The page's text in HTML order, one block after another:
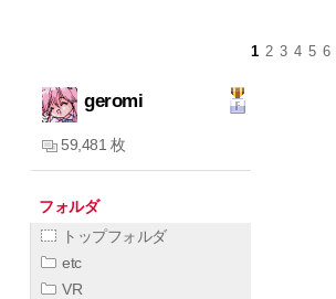
1 2 3 4 5 6
geromi
59,481 枚
フォルダ
トップフォルダ
etc
VR